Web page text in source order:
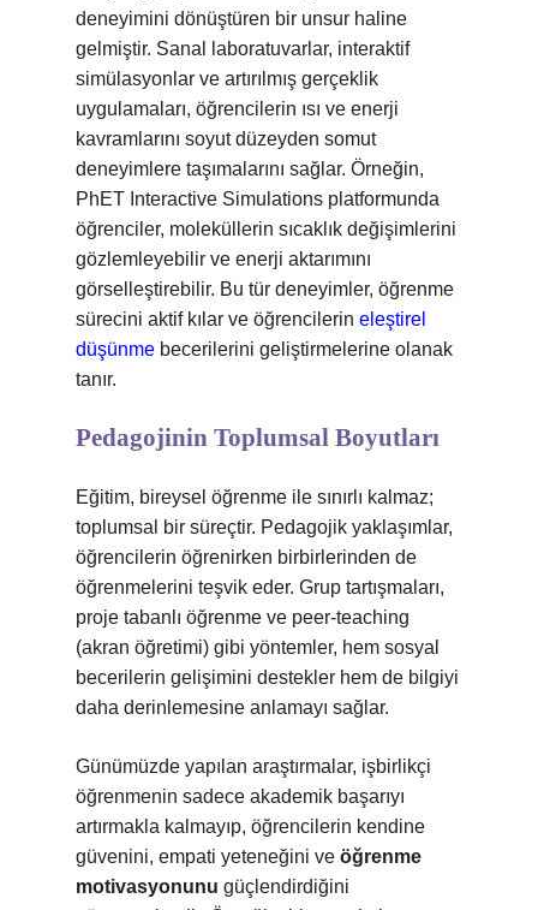
deneyimini dönüştüren bir unsur haline
gelmiştir. Sanal laboratuvarlar, interaktif
simülasyonlar ve artırılmış gerçeklik
uygulamaları, öğrencilerin ısı ve enerji
kavramlarını soyut düzeyden somut
deneyimlere taşımalarını sağlar. Örneğin,
PhET Interactive Simulations platformunda
öğrenciler, moleküllerin sıcaklık değişimlerini
gözlemleyebilir ve enerji aktarımını
görselleştirebilir. Bu tür deneyimler, öğrenme
sürecini aktif kılar ve öğrencilerin eleştirel
düşünme becerilerini geliştirmelerine olanak
tanır.
Pedagojinin Toplumsal Boyutları
Eğitim, bireysel öğrenme ile sınırlı kalmaz;
toplumsal bir süreçtir. Pedagojik yaklaşımlar,
öğrencilerin öğrenirken birbirlerinden de
öğrenmelerini teşvik eder. Grup tartışmaları,
proje tabanlı öğrenme ve peer-teaching
(akran öğretimi) gibi yöntemler, hem sosyal
becerilerin gelişimini destekler hem de bilgiyi
daha derinlemesine anlamayı sağlar.
Günümüzde yapılan araştırmalar, işbirlikçi
öğrenmenin sadece akademik başarıyı
artırmakla kalmayıp, öğrencilerin kendine
güvenini, empati yeteneğini ve öğrenme
motivasyonunu güçlendirdiğini